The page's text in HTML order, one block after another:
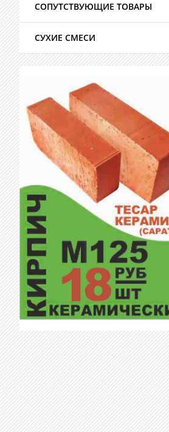
СОПУТСТВУЮЩИЕ ТОВАРЫ
СУХИЕ СМЕСИ